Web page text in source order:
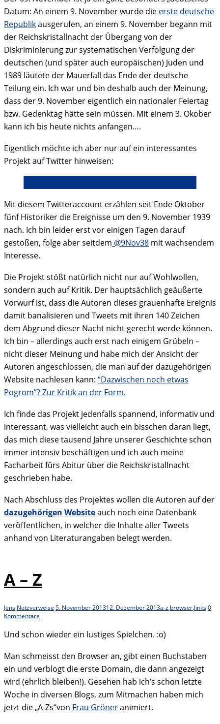
Datum: An einem 9. November wurde die erste deutsche
Republikausgerufen, an einem 9. November begann mit
der Reichskristallnacht der Übergang von der
Diskriminierung zur systematischen Verfolgung der
deutschen (und später auch europäischen) Juden und
1989 läutete der Mauerfall das Ende der deutsche
Teilung ein. Ich war und bin deshalb auch der Meinung,
dass der 9. November eigentlich ein nationaler Feiertag
bzw. Gedenktag hätte sein müssen. Mit einem 3. Okober
kann ich bis heute nichts anfangen….
Eigentlich möchte ich aber nur auf ein interessantes
Projekt auf Twitter hinweisen:
Mit diesem Twitteraccount erzählen seit Ende Oktober
fünf Historiker die Ereignisse um den 9. November 1939
nach. Ich bin leider erst vor einigen Tagen darauf
gestoßen, folge aber seitdem @9Nov38 mit wachsendem
Interesse.
Die Projekt stößt natürlich nicht nur auf Wohlwollen,
sondern auch auf Kritik. Der hauptsächlich geäußerte
Vorwurf ist, dass die Autoren dieses grauenhafte Ereignis
damit banalisieren und Tweets mit ihren 140 Zeichen
dem Abgrund dieser Nacht nicht gerecht werde können.
Ich bin – allerdings auch erst nach einigem Grübeln –
nicht dieser Meinung und habe mich der Ansicht der
Autoren angeschlossen, die man auf der dazugehörigen
Website nachlesen kann: “Dazwischen noch etwas
Pogrom”? Zur Kritik an der Form.
Ich finde das Projekt jedenfalls spannend, informativ und
interessant, was vielleicht auch ein bisschen daran liegt,
das mich diese tausend Jahre unserer Geschichte schon
immer intensiv beschäftigen und ich auch meine
Facharbeit fürs Abitur über die Reichskristallnacht
geschrieben habe.
Nach Abschluss des Projektes wollen die Autoren auf der
dazugehörigen Websiteauch noch eine Datenbank
veröffentlichen, in welcher die Inhalte aller Tweets
anhand von Literaturangaben belegt werden.
A – Z
Jens Netzverweise 5. November 201312. Dezember 2013a-z,browser,links0
Kommentare
Und schon wieder ein lustiges Spielchen. :o)
Man schmeisst den Browser an, gibt einen Buchstaben
ein und verblogt die erste Domain, die dann angezeigt
wird (ehrlich bleiben!). Gesehen hab ich’s schon letzte
Woche in diversen Blogs, zum Mitmachen haben mich
jetzt die „A-Zs“von Frau Gröneranimiert.